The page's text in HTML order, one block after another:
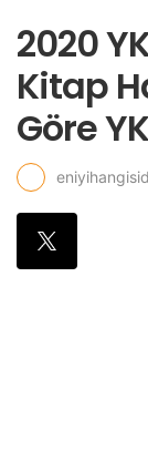
2020
Kitap
Göre